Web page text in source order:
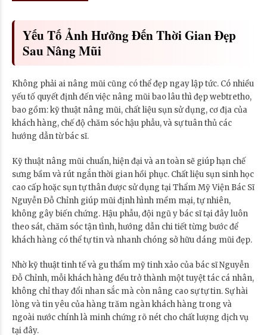
Yếu Tố Ảnh Hưởng Đến Thời Gian Đẹp
Sau Nâng Mũi
Không phải ai nâng mũi cũng có thể đẹp ngay lập tức. Có nhiều
yếu tố quyết định đến việc nâng mũi bao lâu thì đẹp webtretho,
bao gồm: kỹ thuật nâng mũi, chất liệu sụn sử dụng, cơ địa của
khách hàng, chế độ chăm sóc hậu phẫu, và sự tuân thủ các
hướng dẫn từ bác sĩ.
Kỹ thuật nâng mũi chuẩn, hiện đại và an toàn sẽ giúp hạn chế
sưng bầm và rút ngắn thời gian hồi phục. Chất liệu sụn sinh học
cao cấp hoặc sụn tự thân được sử dụng tại Thẩm Mỹ Viện Bác Sĩ
Nguyễn Đỗ Chỉnh giúp mũi định hình mềm mại, tự nhiên,
không gây biến chứng. Hậu phẫu, đội ngũ y bác sĩ tại đây luôn
theo sát, chăm sóc tận tình, hướng dẫn chi tiết từng bước để
khách hàng có thể tự tin và nhanh chóng sở hữu dáng mũi đẹp.
Nhờ kỹ thuật tinh tế và gu thẩm mỹ tinh xảo của bác sĩ Nguyễn
Đỗ Chỉnh, mỗi khách hàng đều trở thành một tuyệt tác cá nhân,
không chỉ thay đổi nhan sắc mà còn nâng cao sự tự tin. Sự hài
lòng và tin yêu của hàng trăm ngàn khách hàng trong và
ngoài nước chính là minh chứng rõ nét cho chất lượng dịch vụ
tại đây.